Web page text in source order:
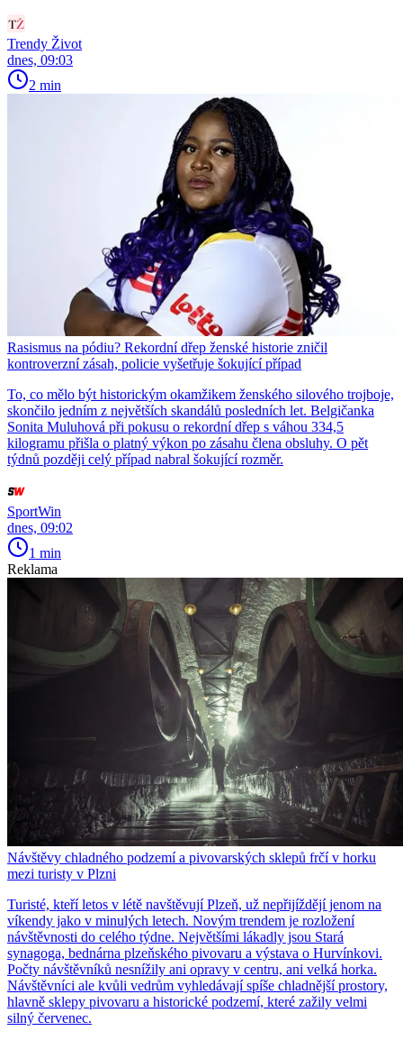
Trendy Život
dnes, 09:03
2 min
Rasismus na pódiu? Rekordní dřep ženské historie zničil
kontroverzní zásah, policie vyšetřuje šokující případ
To, co mělo být historickým okamžikem ženského silového trojboje,
skončilo jedním z největších skandálů posledních let. Belgičanka
Sonita Muluhová při pokusu o rekordní dřep s váhou 334,5
kilogramu přišla o platný výkon po zásahu člena obsluhy. O pět
týdnů později celý případ nabral šokující rozměr.
SportWin
dnes, 09:02
1 min
Reklama
Návštěvy chladného podzemí a pivovarských sklepů frčí v horku
mezi turisty v Plzni
Turisté, kteří letos v létě navštěvují Plzeň, už nepřijíždějí jenom na
víkendy jako v minulých letech. Novým trendem je rozložení
návštěvnosti do celého týdne. Největšími lákadly jsou Stará
synagoga, bednárna plzeňského pivovaru a výstava o Hurvínkovi.
Počty návštěvníků nesnížily ani opravy v centru, ani velká horka.
Návštěvníci ale kvůli vedrům vyhledávají spíše chladnější prostory,
hlavně sklepy pivovaru a historické podzemí, které zažily velmi
silný červenec.